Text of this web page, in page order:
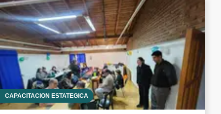
CAPACITACIÓN ESTATÉGICA